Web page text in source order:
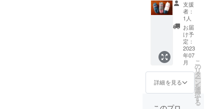
多い場
合、調
整させ
ていた
だきま
す）
・掲載
サイズ
１文
字あた
り３×３
数が多
に、支
援者名
を掲載
いたし
ます。
チラ
シは、
来所者
をはじ
め、近
に配布
かりの
品です
が、手
芸の得
意なボ
ラン
ティア
で作っ
た小さ
なぬい
ぐるみ
１個
を、御
支援
者：
1人
お届
け予
定：
2023
年07
月
詳細を見る
こ
の
リ
タ
ー
ン
を
選
択
す
る